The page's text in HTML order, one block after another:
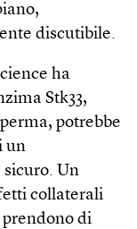
discutibile.
ha
Stk33,
potrebbe
un
sicuro. Un
collaterali
di